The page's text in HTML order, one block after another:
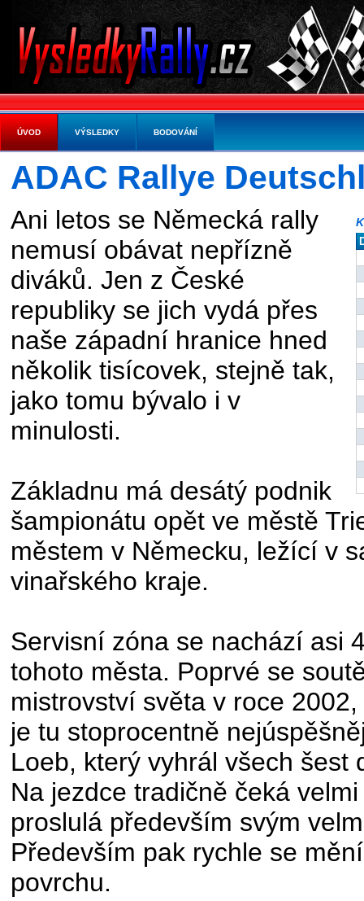
ADAC Rallye
Ani letos se Německá rally
nemusí obávat nepřízně
diváků. Jen z České
republiky se jich vydá přes
naše západní hranice hned
několik tisícovek, stejně tak,
jako tomu bývalo i v
minulosti.
Základnu má desátý podnik
šampionátu opět ve městě
městem v Německu, ležící v
vinařského kraje.
Servisní zóna se nachází asi
tohoto města. Poprvé se
mistrovství světa v roce
je tu stoprocentně
Loeb, který vyhrál všech šest
Na jezdce tradičně čeká
proslulá především svým
Především pak rychle se
povrchu.
ÚVOD VÝSLEDKY BODOVÁNÍ